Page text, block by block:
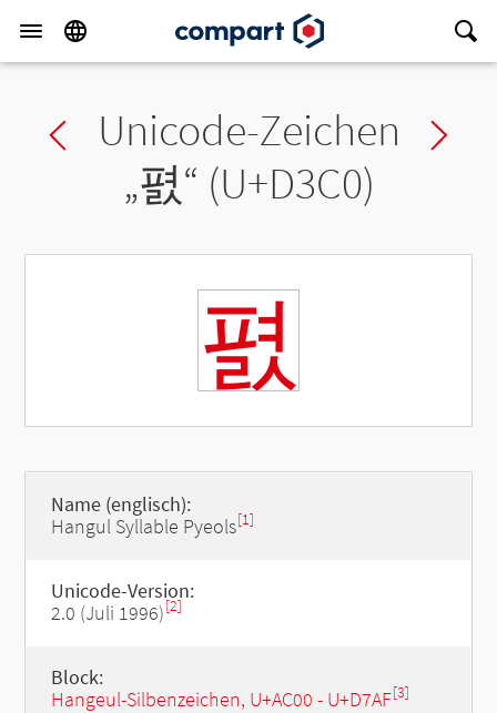
Previous char
Unicode-Zeichen
„폀“ (U+D3C0)
폀
Name (englisch):
Hangul Syllable Pyeols[1]
Unicode-Version:
2.0 (Juli 1996)[2]
Block:
Hangeul-Silbenzeichen, U+AC00 - U+D7AF[3]